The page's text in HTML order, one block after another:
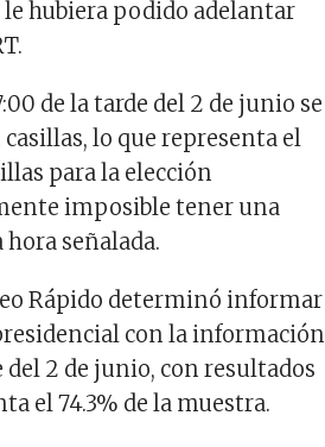
le hubiera podido adelantar
de la tarde del 2 de junio se
lo que representa el
para la elección
imposible tener una
señalada.
Rápido determinó informar
con la información
del 2 de junio, con resultados
el 74.3% de la muestra.